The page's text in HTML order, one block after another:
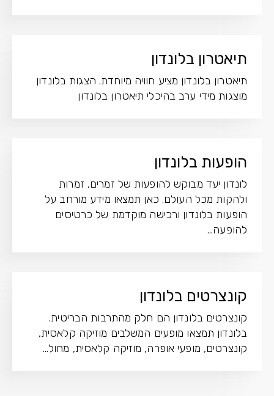
תיאטרון בלונדון
תיאטרון בלונדון מציע חוויה מיוחדת. הצגות בלונדון
מוצגות מידי ערב בהיכלי תיאטרון בלונדון
הופעות בלונדון
לונדון יעד מבוקש להופעות של זמרים, זמרות
ולהקות מכל העולם. כאן תמצאו מידע מורחב על
הופעות בלונדון ורכישה מוקדמת של כרטיסים
להופעה...
קונצרטים בלונדון
קונצרטים בלונדון הם חלק מהתרבות הבריטית.
בלונדון תמצאו מופעים המשלבים מוזיקה קלאסית,
קונצרטים, מופעי אופרה, מוזיקה קלאסית, מחול...